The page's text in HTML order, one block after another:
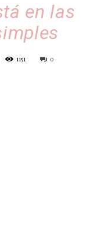
en las
1151 0